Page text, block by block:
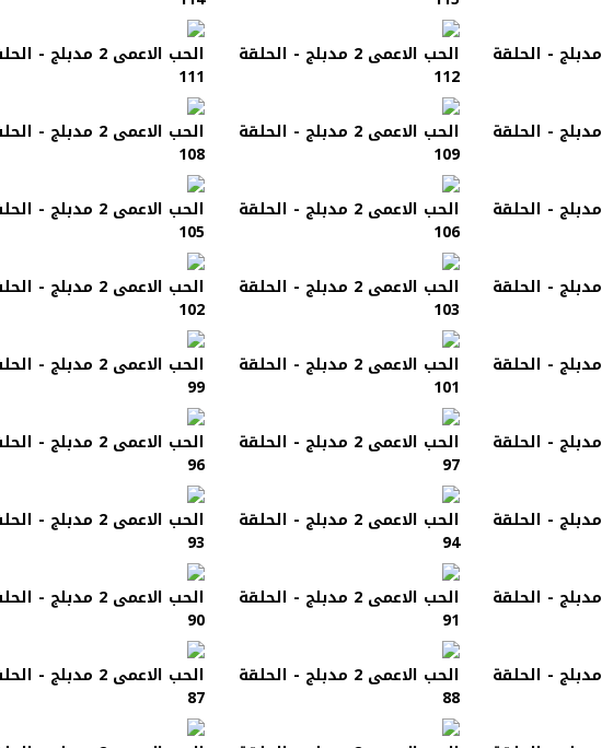
الحب الاعمى 2 مدبلج - الحلقة
الحب الاعمى 2 مدبلج - الحلقة
112
الحب الاعمى 2 مدبلج -
111
الحب الاعمى 2 مدبلج - الحلقة
الحب الاعمى 2 مدبلج - الحلقة
109
الحب الاعمى 2 مدبلج -
108
الحب الاعمى 2 مدبلج - الحلقة
الحب الاعمى 2 مدبلج - الحلقة
106
الحب الاعمى 2 مدبلج -
105
الحب الاعمى 2 مدبلج - الحلقة
الحب الاعمى 2 مدبلج - الحلقة
103
الحب الاعمى 2 مدبلج -
102
الحب الاعمى 2 مدبلج - الحلقة
الحب الاعمى 2 مدبلج - الحلقة
101
الحب الاعمى 2 مدبلج -
99
الحب الاعمى 2 مدبلج - الحلقة
الحب الاعمى 2 مدبلج - الحلقة
97
الحب الاعمى 2 مدبلج -
96
الحب الاعمى 2 مدبلج - الحلقة
الحب الاعمى 2 مدبلج - الحلقة
94
الحب الاعمى 2 مدبلج -
93
الحب الاعمى 2 مدبلج - الحلقة
الحب الاعمى 2 مدبلج - الحلقة
91
الحب الاعمى 2 مدبلج -
90
الحب الاعمى 2 مدبلج - الحلقة
الحب الاعمى 2 مدبلج - الحلقة
88
الحب الاعمى 2 مدبلج -
87